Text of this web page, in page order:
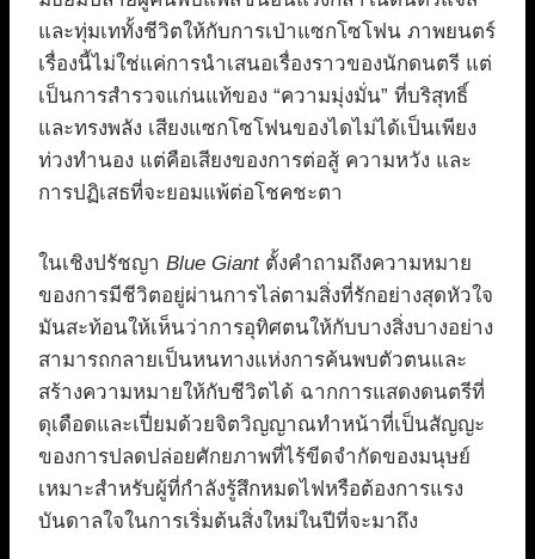
และทุ่มเททั้งชีวิตให้กับการเป่าแซกโซโฟน ภาพยนตร์
เรื่องนี้ไม่ใช่แค่การนำเสนอเรื่องราวของนักดนตรี แต่
เป็นการสำรวจแก่นแท้ของ “ความมุ่งมั่น” ที่บริสุทธิ์
และทรงพลัง เสียงแซกโซโฟนของไดไม่ได้เป็นเพียง
ท่วงทำนอง แต่คือเสียงของการต่อสู้ ความหวัง และ
การปฏิเสธที่จะยอมแพ้ต่อโชคชะตา
ในเชิงปรัชญา Blue Giantตั้งคำถามถึงความหมาย
ของการมีชีวิตอยู่ผ่านการไล่ตามสิ่งที่รักอย่างสุดหัวใจ
มันสะท้อนให้เห็นว่าการอุทิศตนให้กับบางสิ่งบางอย่าง
สามารถกลายเป็นหนทางแห่งการค้นพบตัวตนและ
สร้างความหมายให้กับชีวิตได้ ฉากการแสดงดนตรีที่
ดุเดือดและเปี่ยมด้วยจิตวิญญาณทำหน้าที่เป็นสัญญะ
ของการปลดปล่อยศักยภาพที่ไร้ขีดจำกัดของมนุษย์
เหมาะสำหรับผู้ที่กำลังรู้สึกหมดไฟหรือต้องการแรง
บันดาลใจในการเริ่มต้นสิ่งใหม่ในปีที่จะมาถึง